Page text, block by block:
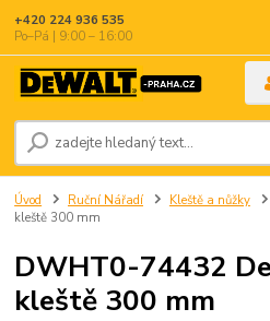
+420 224 936 535
Po–Pá | 9:00 – 16:00
Úvod Ruční Nářadí Kleště a nůžky
kleště 300 mm
DWHT0-74432
kleště 300 mm